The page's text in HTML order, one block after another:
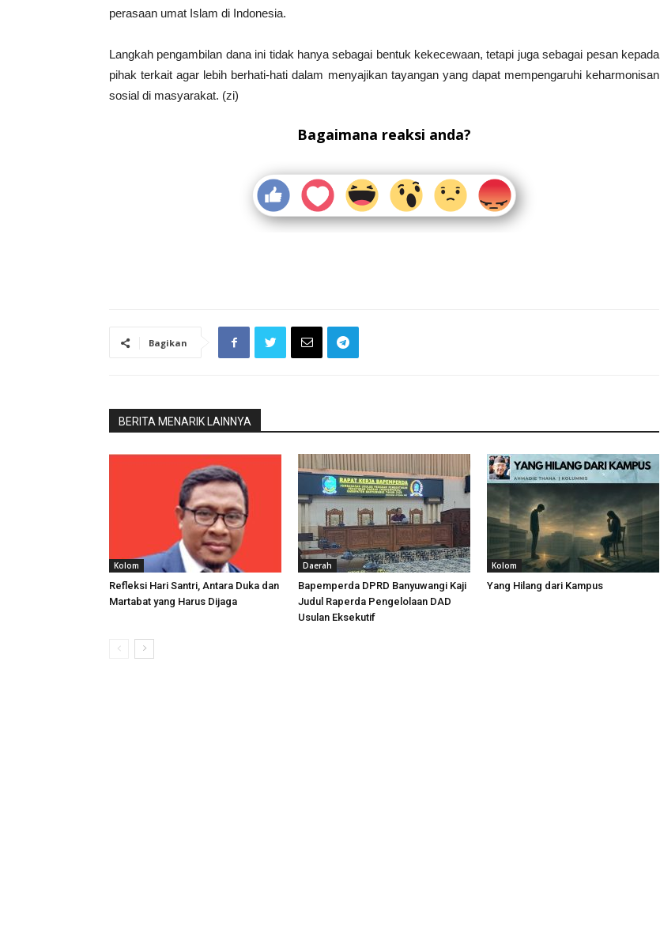
perasaan umat Islam di Indonesia.
Langkah pengambilan dana ini tidak hanya sebagai bentuk kekecewaan, tetapi juga sebagai pesan kepada
pihak terkait agar lebih berhati-hati dalam menyajikan tayangan yang dapat mempengaruhi keharmonisan
sosial di masyarakat. (zi)
Bagaimana reaksi anda?
Bagikan
BERITA MENARIK LAINNYA
Kolom
Refleksi Hari Santri, Antara Duka dan
Martabat yang Harus Dijaga
Daerah
Bapemperda DPRD Banyuwangi Kaji
Judul Raperda Pengelolaan DAD
Usulan Eksekutif
Kolom
Yang Hilang dari Kampus